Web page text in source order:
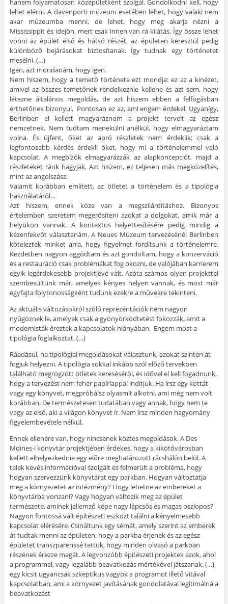
hanem folyamatosan középületként szolgál. Gondolkodni kell, hogy
lehet elérni. A davenporti múzeum esetében lehet, hogy valaki nem
akar múzeumba menni, de lehet, hogy meg akarja nézni a
Mississippit és idejön, mert csak innen van rá kilátás. Így össze lehet
vonni az épület első és hátsó részét, az épületen keresztül pedig
különböző bejárásokat biztosítanak. Így tudnak egy történetet
mesélni. (…)
Igen, azt mondanám, hogy igen.
Nem hiszem, hogy a temető története ezt mondja: ez az a kinézet,
amivel az összes temetőnek rendelkeznie kellene és azt sem, hogy
létezne általános megoldás, de azt hiszem ebben a felfogásban
érthetőnek bizonyul. Pontosan ez az, ami engem érdekel. Ugyanígy,
Berlinben el kellett magyaráznom a projekt terveit az egész
nemzetnek. Nem tudtam menekülni anélkül, hogy elmagyaráztam
volna. És újfent, őket az apró részletek nem érdeklik; csak a
legfontosabb kérdés érdekli őket, hogy mi a történelemmel való
kapcsolat. A megbízók elmagyarázzák az alapkoncepciót, majd a
részleteket ránk hagyják. Azt hiszem, ez teljesen más megközelítés,
mint az angolszász.
Valamit korábban említett, az ötletet a történelem és a tipológia
használatáról…
Azt hiszem, ennek köze van a megszilárdításhoz. Bizonyos
értelemben szeretem megerősíteni azokat a dolgokat, amik már a
helyükön vannak. A kontextus helyettesítésére pedig mindig a
kézenfekvőt választanám. A Neues Múzeum tervezésénél Berlinben
köteleztek minket arra, hogy figyelmet fordítsunk a történelemre.
Kezdetben nagyon aggódtam és azt gondoltam, hogy a konzerváció
és a restauráció csak problémákat fog okozni, de valójában karrierem
egyik legérdekesebb projektjévé vált. Azóta számos olyan projekttel
szembesültünk már, amelyek kényes helyen vannak, és most már
egyfajta folytonosságként tudunk ezekre a művekre tekinteni.
Az aktuális változásokról szóló reprezentációk nem nagyon
nyűgöznek le, amelyek csak a gyönyörködtetést fokozzák, amit a
modernisták éreztek a kapcsolatok hiányában. Engem most a
tipológia foglalkoztat. (…)
Ráadásul, ha tipológiai megoldásokat választunk, azokat szintén át
fogjuk helyezni. A tipológia sokkal inkább szól előző tervekben
található megrögzött ötletek kereséséről, és idővel el kell fogadnunk,
hogy a tervezést nem fehér papírlappal indítjuk. Ha írsz egy kottát
vagy egy könyvet, megpróbálsz olyasmit alkotni, ami még nem volt
korábban. De természetesen tudatában vagy annak, hogy nem te
vagy az első, aki a világon könyvet ír. Nem írsz minden hagyomány
figyelembevétele nélkül.
Ennek ellenére van, hogy nincsenek köztes megoldások. A Des
Moines-i könyvtár projektjében érdekes, hogy a kikötővárosban
kellett elhelyezkednie egy előre meghatározott rácshálón belül. A
telek kevés információval szolgált és felmerült a probléma, hogy
hogyan szervezzünk könyvtárat egy parkban. Hogyan változtatja
meg a környezetet az intézmény? Hogy lehetne az embereket a
könyvtárba vonzani? Vagy hogyan változik meg az épület
természete, aminek jellemző képe nagy lépcsős és magas oszlopos?
Nagyon fontossá vált építészeti eszközt találni a kényelmesebb
kapcsolat elérésére. Csináltunk egy sémát, amely szerint az emberek
át tudtak menni az épületen, hogy a parkba érjenek és az egész
épületet transzparenssé tettük, hogy minden olvasó a parkban
részének érezze magát. A legvonzóbb építészeti projektek azok, ahol
a programmal, vagy legalább beavatkozás mértékével játszanak. (…)
egy kicsit ugyancsak szkeptikus vagyok a programot illető vitával
kapcsolatban, ami a környezet javításának gondolatával legitimálná a
beavatkozást